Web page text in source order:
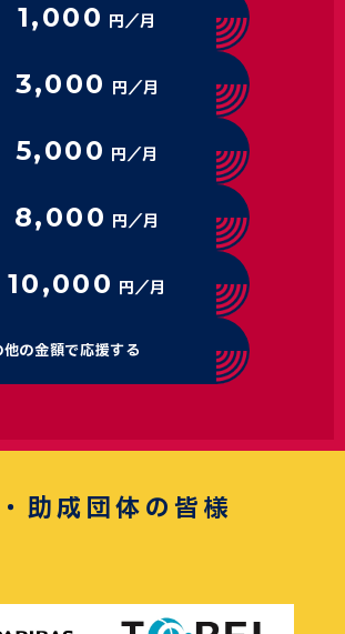
1,000 円／月
3,000 円／月
5,000 円／月
8,000 円／月
10,000 円／月
他の金額で応援する
助成団体の皆様